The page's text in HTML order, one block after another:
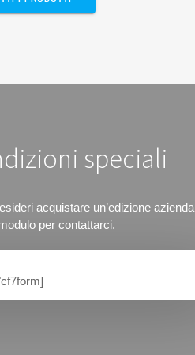
speciali
acquistare un’edizione
per contattarci.